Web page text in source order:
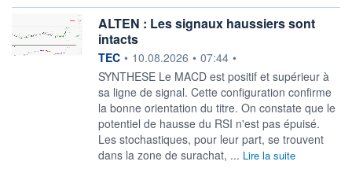
ALTEN : Les signaux haussiers sont
intacts
information fournie par
TEC • 10.08.2026 • 07:44 •
SYNTHESE Le MACD est positif et supérieur à
sa ligne de signal. Cette configuration confirme
la bonne orientation du titre. On constate que le
potentiel de hausse du RSI n'est pas épuisé.
Les stochastiques, pour leur part, se trouvent
dans la zone de surachat, ... Lire la suite